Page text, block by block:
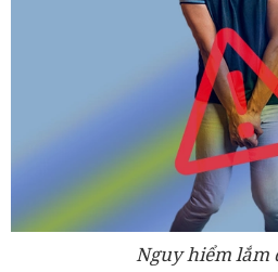
Nguy hiểm lắm